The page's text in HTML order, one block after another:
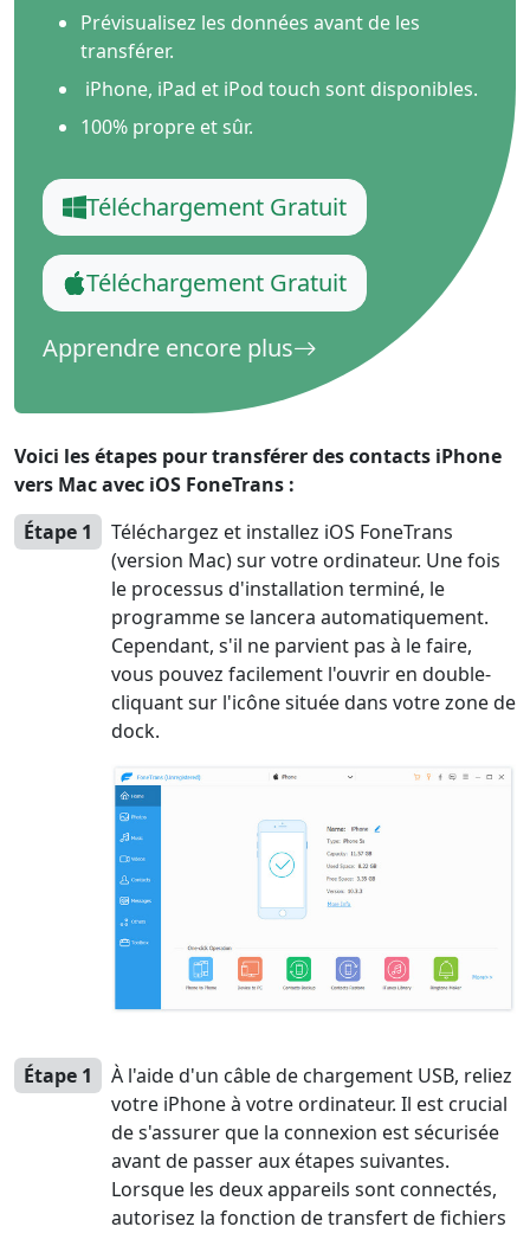
Prévisualisez les données avant de les
transférer.
iPhone, iPad et iPod touch sont disponibles.
100% propre et sûr.
Téléchargement Gratuit
Téléchargement Gratuit
Apprendre encore plus
Voici les étapes pour transférer des contacts iPhone
vers Mac avec iOS FoneTrans :
Étape 1
Téléchargez et installez iOS FoneTrans
(version Mac) sur votre ordinateur. Une fois
le processus d'installation terminé, le
programme se lancera automatiquement.
Cependant, s'il ne parvient pas à le faire,
vous pouvez facilement l'ouvrir en double-
cliquant sur l'icône située dans votre zone de
dock.
Étape 1
À l'aide d'un câble de chargement USB, reliez
votre iPhone à votre ordinateur. Il est crucial
de s'assurer que la connexion est sécurisée
avant de passer aux étapes suivantes.
Lorsque les deux appareils sont connectés,
autorisez la fonction de transfert de fichiers